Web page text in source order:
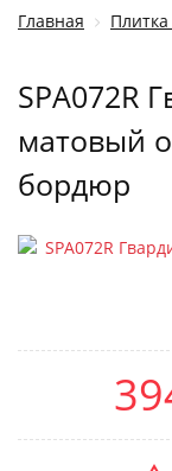
Главная
SPA072R
матовый
бордюр